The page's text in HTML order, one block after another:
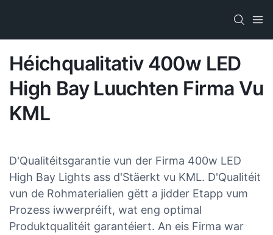
Héichqualitativ 400w LED
High Bay Luuchten Firma Vu
KML
D'Qualitéitsgarantie vun der Firma 400w LED
High Bay Lights ass d'Stäerkt vu KML. D'Qualitéit
vun de Rohmaterialien gëtt a jidder Etapp vum
Prozess iwwerpréift, wat eng optimal
Produktqualitéit garantéiert. An eis Firma war